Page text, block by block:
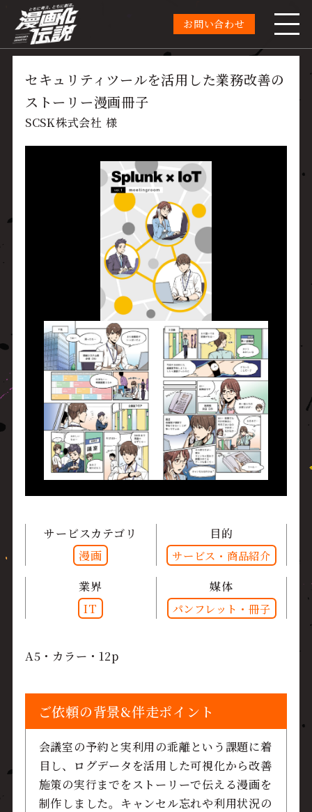
お問い合わせ
セキュリティツールを活用した業務改善の
ストーリー漫画冊子
SCSK株式会社 様
サービスカテゴリ
漫画
目的
サービス・商品紹介
業界
IT
媒体
パンフレット・冊子
A5・カラー・12p
ご依頼の背景&伴走ポイント
会議室の予約と実利用の乖離という課題に着
目し、ログデータを活用した可視化から改善
施策の実行までをストーリーで伝える漫画を
制作しました。キャンセル忘れや利用状況の